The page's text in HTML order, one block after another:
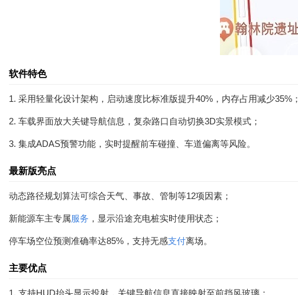
软件特色
1. 采用轻量化设计架构，启动速度比标准版提升40%，内存占用减少35%；
2. 车载界面放大关键导航信息，复杂路口自动切换3D实景模式；
3. 集成ADAS预警功能，实时提醒前车碰撞、车道偏离等风险。
最新版亮点
动态路径规划算法可综合天气、事故、管制等12项因素；
新能源车主专属服务 ，显示沿途充电桩实时使用状态；
停车场空位预测准确率达85%，支持无感支付离场。
主要优点
1. 支持HUD抬头显示投射，关键导航信息直接映射至前挡风玻璃；